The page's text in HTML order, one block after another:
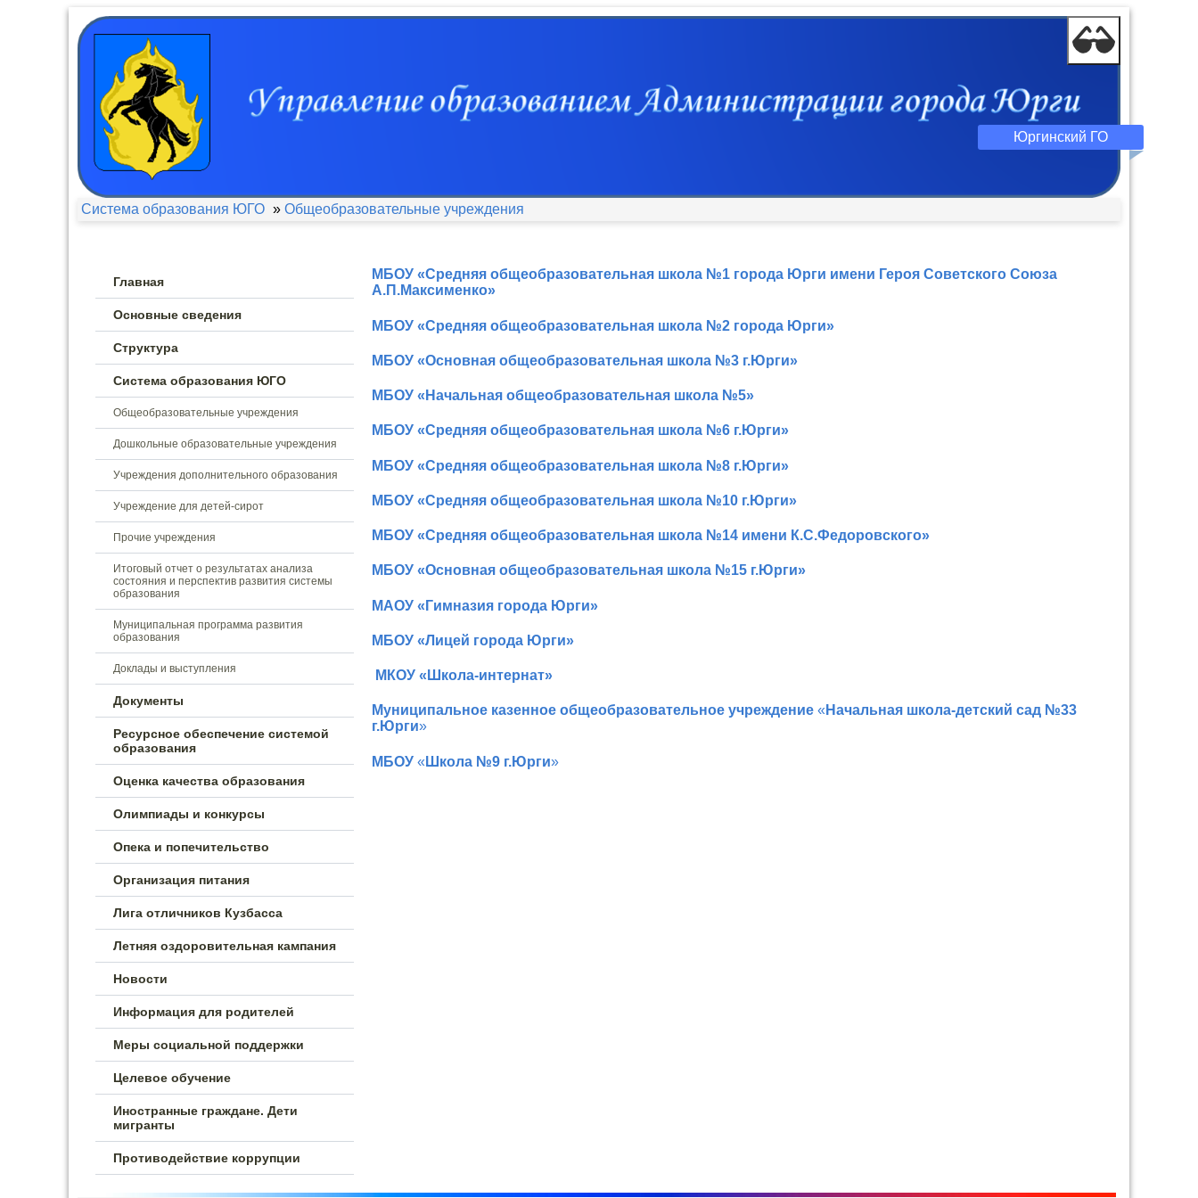
Юргинский ГО
Система образования ЮГО » Общеобразовательные учреждения
Главная
Основные сведения
Структура
Система образования ЮГО
Общеобразовательные учреждения
Дошкольные образовательные учреждения
Учреждения дополнительного образования
Учреждение для детей-сирот
Прочие учреждения
Итоговый отчет о результатах анализа
состояния и перспектив развития системы
образования
Муниципальная программа развития
образования
Доклады и выступления
Документы
Ресурсное обеспечение системой
образования
Оценка качества образования
Олимпиады и конкурсы
Опека и попечительство
Организация питания
Лига отличников Кузбасса
Летняя оздоровительная кампания
Новости
Информация для родителей
Меры социальной поддержки
Целевое обучение
Иностранные граждане. Дети
мигранты
Противодействие коррупции
МБОУ «Средняя общеобразовательная школа №1 города Юрги имени Героя Советского Союза
А.П.Максименко»
МБОУ «Средняя общеобразовательная школа №2 города Юрги»
МБОУ «Основная общеобразовательная школа №3 г.Юрги»
МБОУ «Начальная общеобразовательная школа №5»
МБОУ «Средняя общеобразовательная школа №6 г.Юрги»
МБОУ «Средняя общеобразовательная школа №8 г.Юрги»
МБОУ «Средняя общеобразовательная школа №10 г.Юрги»
МБОУ «Средняя общеобразовательная школа №14 имени К.С.Федоровского»
МБОУ «Основная общеобразовательная школа №15 г.Юрги»
МАОУ «Гимназия города Юрги»
МБОУ «Лицей города Юрги»
МКОУ «Школа-интернат»
Муниципальное казенное общеобразовательное учреждение « Начальная школа-детский сад №33
г.Юрги»
МБОУ « Школа №9 г.Юрги»